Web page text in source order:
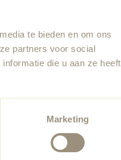
te bieden en om ons
partners voor social
die u aan ze heeft
Marketing